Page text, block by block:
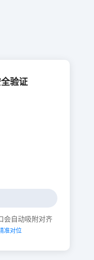
验证
会自动吸附对齐
准对位